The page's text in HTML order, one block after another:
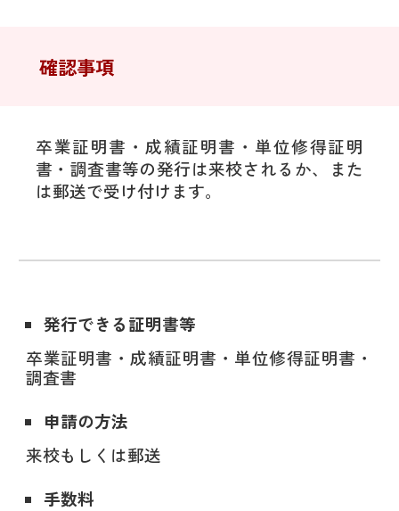
確認事項
卒業証明書・成績証明書・単位修得証明
書・調査書等の発行は来校されるか、また
は郵送で受け付けます。
発行できる証明書等
卒業証明書・成績証明書・単位修得証明書・
調査書
申請の方法
来校もしくは郵送
手数料